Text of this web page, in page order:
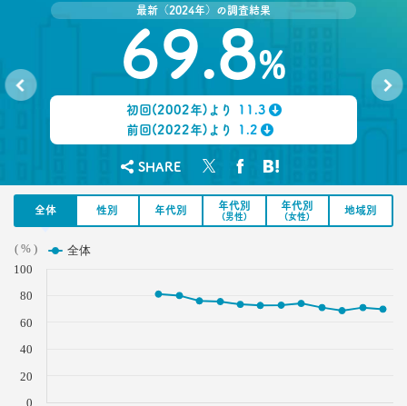
–日経クロストレンド 連載⑮–
生活総研 上席研究員/コピーライター
ロンブー田村淳が思う「かっこいい40代おじさん」
とその理由
–日経クロストレンド 連載⑭–
生活総研 上席研究員/コピーライター
「40代おじさん」の妻は幸せか？
夫婦間ギャップに見る危機
生活総研 上席研究員/コピーライター
最新（2024年）の調査結果
69.8%
初回(2002年)より
11.3
前回(2022年)より
1.2
SHARE
全体 性別 年代別 年代別
(男性)
年代別
(女性)
地域別
( % ) 全体
0
20
40
60
80
100